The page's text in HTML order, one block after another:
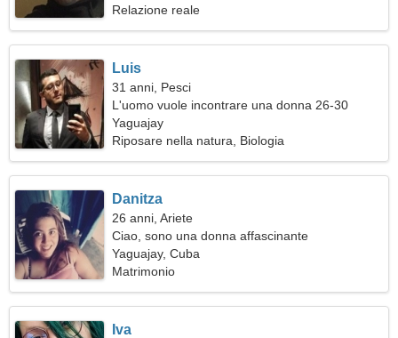
Relazione reale
Luis
31 anni, Pesci
L'uomo vuole incontrare una donna 26-30
Yaguajay
Riposare nella natura, Biologia
Danitza
26 anni, Ariete
Ciao, sono una donna affascinante
Yaguajay, Cuba
Matrimonio
Iva